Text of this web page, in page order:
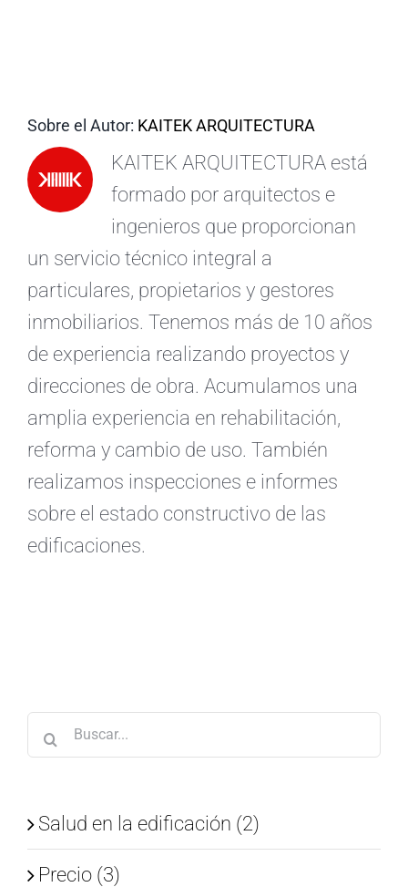
Sobre el Autor: KAITEK ARQUITECTURA
KAITEK ARQUITECTURA está
formado por arquitectos e
ingenieros que proporcionan
un servicio técnico integral a
particulares, propietarios y gestores
inmobiliarios. Tenemos más de 10 años
de experiencia realizando proyectos y
direcciones de obra. Acumulamos una
amplia experiencia en rehabilitación,
reforma y cambio de uso. También
realizamos inspecciones e informes
sobre el estado constructivo de las
edificaciones.
Buscar:
Salud en la edificación (2)
Precio (3)